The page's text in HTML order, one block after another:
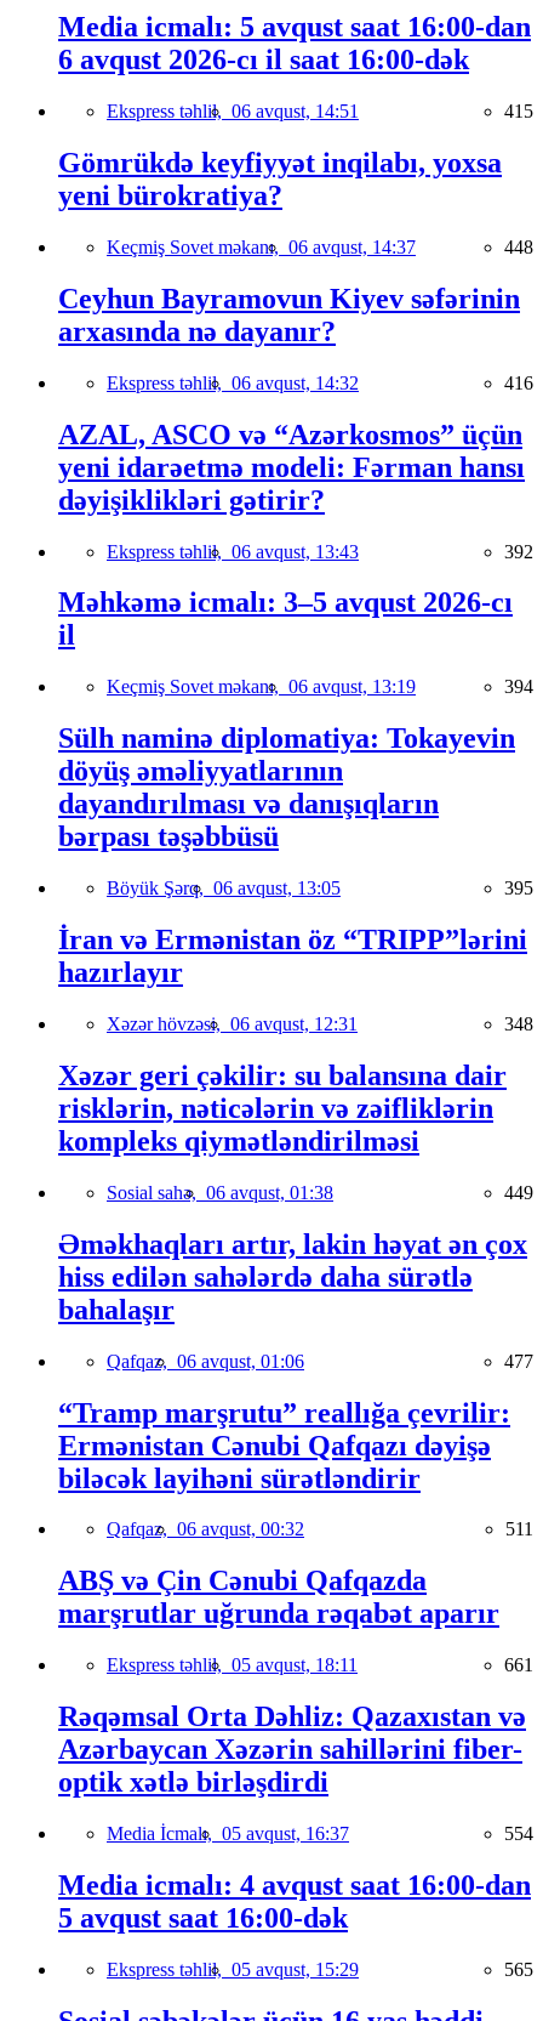
Media icmalı: 5 avqust saat 16:00-dan
6 avqust 2026-cı il saat 16:00-dək
Ekspress təhlil, 06 avqust, 14:51 415
Gömrükdə keyfiyyət inqilabı, yoxsa
yeni bürokratiya?
Keçmiş Sovet məkanı, 06 avqust, 14:37 448
Ceyhun Bayramovun Kiyev səfərinin
arxasında nə dayanır?
Ekspress təhlil, 06 avqust, 14:32 416
AZAL, ASCO və “Azərkosmos” üçün
yeni idarəetmə modeli: Fərman hansı
dəyişiklikləri gətirir?
Ekspress təhlil, 06 avqust, 13:43 392
Məhkəmə icmalı: 3–5 avqust 2026-cı
il
Keçmiş Sovet məkanı, 06 avqust, 13:19 394
Sülh naminə diplomatiya: Tokayevin
döyüş əməliyyatlarının
dayandırılması və danışıqların
bərpası təşəbbüsü
Böyük Şərq, 06 avqust, 13:05 395
İran və Ermənistan öz “TRIPP”lərini
hazırlayır
Xəzər hövzəsi, 06 avqust, 12:31 348
Xəzər geri çəkilir: su balansına dair
risklərin, nəticələrin və zəifliklərin
kompleks qiymətləndirilməsi
Sosial sahə, 06 avqust, 01:38 449
Əməkhaqları artır, lakin həyat ən çox
hiss edilən sahələrdə daha sürətlə
bahalaşır
Qafqaz, 06 avqust, 01:06 477
“Tramp marşrutu” reallığa çevrilir:
Ermənistan Cənubi Qafqazı dəyişə
biləcək layihəni sürətləndirir
Qafqaz, 06 avqust, 00:32 511
ABŞ və Çin Cənubi Qafqazda
marşrutlar uğrunda rəqabət aparır
Ekspress təhlil, 05 avqust, 18:11 661
Rəqəmsal Orta Dəhliz: Qazaxıstan və
Azərbaycan Xəzərin sahillərini fiber-
optik xətlə birləşdirdi
Media İcmalı, 05 avqust, 16:37 554
Media icmalı: 4 avqust saat 16:00-dan
5 avqust saat 16:00-dək
Ekspress təhlil, 05 avqust, 15:29 565